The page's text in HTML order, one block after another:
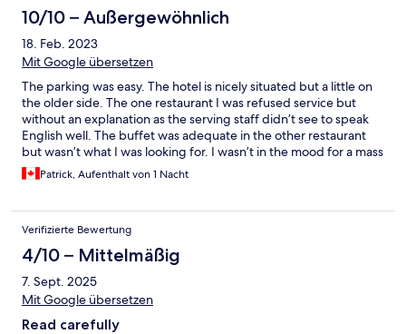
10/10 – Außergewöhnlich
18. Feb. 2023
Mit Google übersetzen
The parking was easy. The hotel is nicely situated but a little on
the older side. The one restaurant I was refused service but
without an explanation as the serving staff didn’t see to speak
English well. The buffet was adequate in the other restaurant
but wasn’t what I was looking for. I wasn’t in the mood for a mass
feeding experience.
Patrick, Aufenthalt von 1 Nacht
Verifizierte Bewertung
4/10 – Mittelmäßig
7. Sept. 2025
Mit Google übersetzen
Read carefully